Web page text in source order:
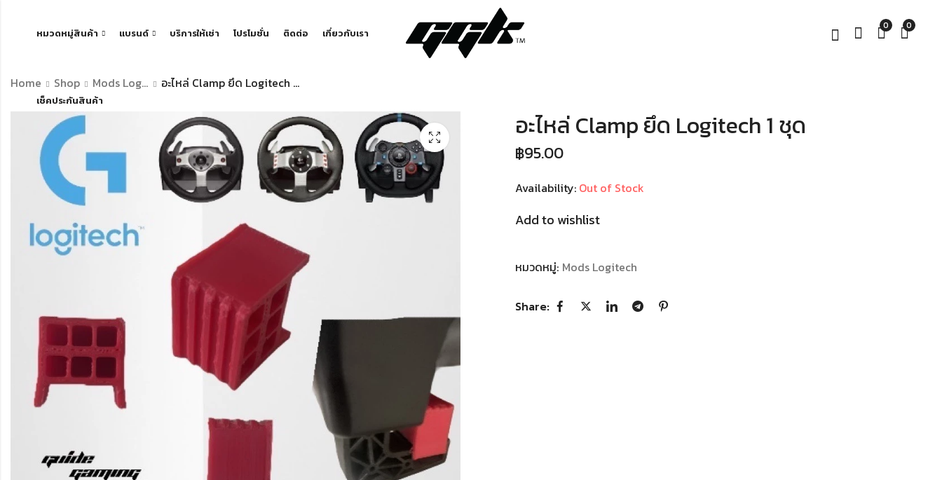
หมวดหมู่สินค้า แบรนด์ บริการให้เช่า โปรโมชั่น ติดต่อ เกี่ยวกับเรา
เช็คประกันสินค้า
0 0
Home Shop Mods Logitech อะไหล่ Clamp ยึด Logitech 1 ชุด
อะไหล่ Clamp ยึด Logitech 1 ชุด
฿95.00
Availability: Out of Stock
Add to wishlist
หมวดหมู่: Mods Logitech
Share: